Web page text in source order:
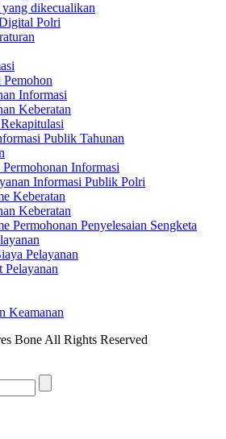
dikecualikan
Polri
Pemohon
Informasi
Keberatan
Publik Tahunan
Permohonan Informasi
Informasi Publik Polri
Keberatan
Keberatan
Permohonan Penyelesaian Sengketa
Pelayanan
Pelayanan
Keamanan
Bone All Rights Reserved